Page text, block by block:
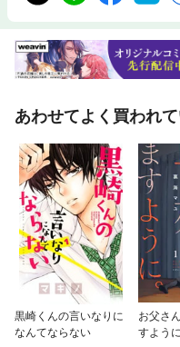
あわせてよく買われ
黒崎くんの言いなりに
なんてならない
お父さ
すように